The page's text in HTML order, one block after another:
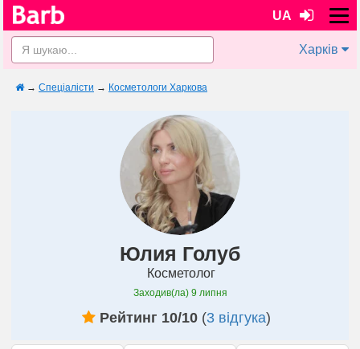
UA
Харків
→ Спеціалісти → Косметологи Харкова
Юлия Голуб
Косметолог
Заходив(ла) 9 липня
Рейтинг 10/10(3 відгука)